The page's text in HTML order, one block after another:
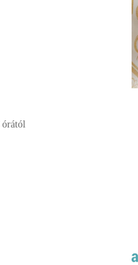
órától